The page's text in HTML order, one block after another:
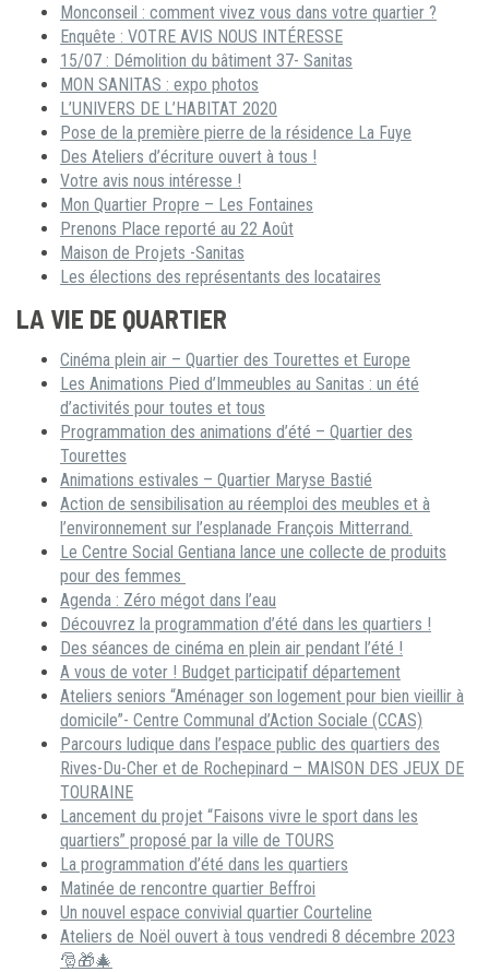
Monconseil : comment vivez vous dans votre quartier ?
Enquête : VOTRE AVIS NOUS INTÉRESSE
15/07 : Démolition du bâtiment 37- Sanitas
MON SANITAS : expo photos
L’UNIVERS DE L’HABITAT 2020
Pose de la première pierre de la résidence La Fuye
Des Ateliers d’écriture ouvert à tous !
Votre avis nous intéresse !
Mon Quartier Propre – Les Fontaines
Prenons Place reporté au 22 Août
Maison de Projets -Sanitas
Les élections des représentants des locataires
LA VIE DE QUARTIER
Cinéma plein air – Quartier des Tourettes et Europe
Les Animations Pied d’Immeubles au Sanitas : un été
d’activités pour toutes et tous
Programmation des animations d’été – Quartier des
Tourettes
Animations estivales – Quartier Maryse Bastié
Action de sensibilisation au réemploi des meubles et à
l’environnement sur l’esplanade François Mitterrand.
Le Centre Social Gentiana lance une collecte de produits
pour des femmes
Agenda : Zéro mégot dans l’eau
Découvrez la programmation d’été dans les quartiers !
Des séances de cinéma en plein air pendant l’été !
A vous de voter ! Budget participatif département
Ateliers seniors “Aménager son logement pour bien vieillir à
domicile”- Centre Communal d’Action Sociale (CCAS)
Parcours ludique dans l’espace public des quartiers des
Rives-Du-Cher et de Rochepinard – MAISON DES JEUX DE
TOURAINE
Lancement du projet “Faisons vivre le sport dans les
quartiers” proposé par la ville de TOURS
La programmation d’été dans les quartiers
Matinée de rencontre quartier Beffroi
Un nouvel espace convivial quartier Courteline
Ateliers de Noël ouvert à tous vendredi 8 décembre 2023
🎅🎁🎄